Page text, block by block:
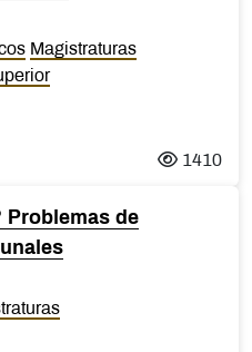
Magistraturas
1410
Problemas de